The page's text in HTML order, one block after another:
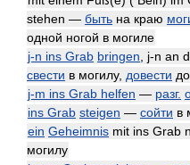
stehen — быть на краю
одной ногой в могиле
j-n ins Grab bringen , j-n an
свести в могилу, довести
j-m ins Grab helfen — разг.
ins Grab steigen — сойти в
ein Geheimnis mit ins Grab
могилу